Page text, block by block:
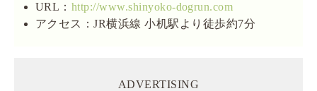
URL： http://www.shinyoko-dogrun.com
アクセス：JR横浜線 小机駅より徒歩約7分
ADVERTISING